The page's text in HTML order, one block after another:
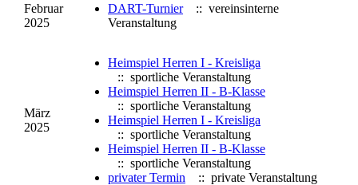
Februar
2025
DART-Turnier
:: vereinsinterne
Veranstaltung
März
2025
Heimspiel Herren I - Kreisliga
:: sportliche Veranstaltung
Heimspiel Herren II - B-Klasse
:: sportliche Veranstaltung
Heimspiel Herren I - Kreisliga
:: sportliche Veranstaltung
Heimspiel Herren II - B-Klasse
:: sportliche Veranstaltung
privater Termin
:: private Veranstaltung